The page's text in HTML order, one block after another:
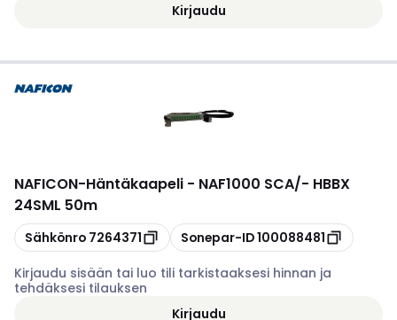
Kirjaudu
NAFICON-Häntäkaapeli - NAF1000 SCA/- HBBX
24SML 50m
Kopioi
Sähkönro 7264371 Kopioi
Sonepar-ID100088481
Kirjaudu sisään tai luo tili tarkistaaksesi hinnan ja
tehdäksesi tilauksen
Kirjaudu